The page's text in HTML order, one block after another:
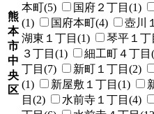
熊
本
市
中
央
区
本町(5)
国府２丁目(1)
(1)
国府本町(4) 壺川
湖東１丁目(1)
琴平１丁
３丁目(1)
細工町４丁目
丁目(7)
新町１丁目(2)
(1)
新屋敷１丁目(1)
目(2)
水前寺１丁目(4)